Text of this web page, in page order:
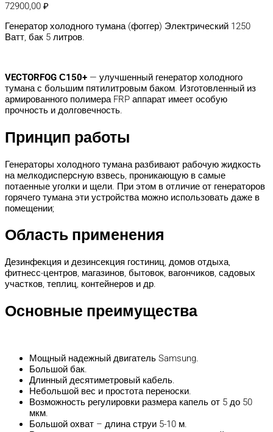
72900,00 ₽
Генератор холодного тумана (фоггер) Электрический 1250
Ватт, бак 5 литров.
VECTORFOG С150+ — улучшенный генератор холодного
тумана с большим пятилитровым баком. Изготовленный из
армированного полимера FRP аппарат имеет особую
прочность и долговечность.
Принцип работы
Генераторы холодного тумана разбивают рабочую жидкость
на мелкодисперсную взвесь, проникающую в самые
потаенные уголки и щели. При этом в отличие от генераторов
горячего тумана эти устройства можно использовать даже в
помещении;
Область применения
Дезинфекция и дезинсекция гостиниц, домов отдыха,
фитнесс-центров, магазинов, бытовок, вагончиков, садовых
участков, теплиц, контейнеров и др.
Основные преимущества
Мощный надежный двигатель Samsung.
Большой бак.
Длинный десятиметровый кабель.
Небольшой вес и простота переноски.
Возможность регулировки размера капель от 5 до 50
мкм.
Большой охват – длина струи 5-10 м.